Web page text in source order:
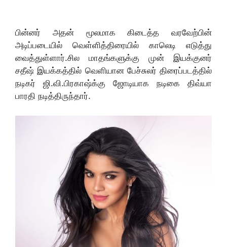
பின்னர் அதன் மூலமாக கிடைத்த வரவேற்பின்
அடிப்படையில் வெள்ளித்திரையில் காலெடி எடுத்து
வைத்துள்ளார்.சில மாதங்களுக்கு முன் இயக்குனர்
சதீஷ் இயக்கத்தில் வெளியான பேச்சுலர் திரைப்படத்தில்
நடிகர் ஜி.வி.பிரகாஷ்க்கு ஜோடியாக நடிகை திவ்யா
பாரதி நடித்திருந்தார்.